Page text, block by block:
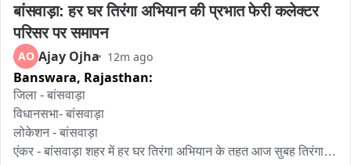
बांसवाड़ा: हर घर तिरंगा अभियान की प्रभात फेरी कलेक्टर
परिसर पर समापन
AO Ajay Ojha 12m ago
Banswara, Rajasthan:
जिला - बांसवाड़ा
विधानसभा- बांसवाड़ा
लोकेशन - बांसवाड़ा
एंकर - बांसवाड़ा शहर में हर घर तिरंगा अभियान के तहत आज सुबह तिरंगा